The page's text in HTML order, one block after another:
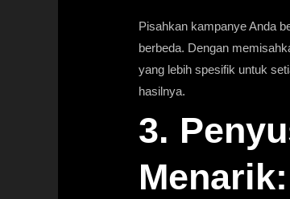
Pisahkan kampanye Anda
berbeda. Dengan
yang lebih spesifik untuk
hasilnya.
3.
Menarik: